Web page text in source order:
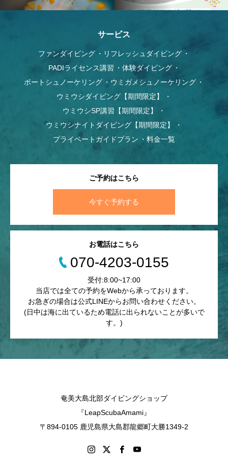
サービス
ファンダイビング
リフレッシュダイビング
PADIライセンス講習
体験ダイビング
ボートシュノーケリング
ウミガメシュノーケリング
ウミウシダイビング【期間限定】
ウミウシSP講習【期間限定】
ウミウシナイトダイビング【期間限定】
プライベートガイドプラン
料金一覧
ご予約はこちら
今すぐ予約する
お電話はこちら
070-4203-0155
受付:8:00~17:00
当店では全ての予約をWebから承っております。
お急ぎの場合は公式LINEからお問い合わせください。
(日中は海に出ているため電話に出られないことが多いで
す。)
奄美大島北部ダイビングショップ
『LeapScubaAmami』
〒894-0105 鹿児島県大島郡龍郷町大勝1349-2